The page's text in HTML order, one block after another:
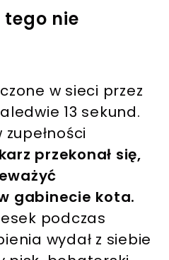
nie
w sieci przez
13 sekund.
przekonał się,
gabinecie kota.
podczas
wydał z siebie